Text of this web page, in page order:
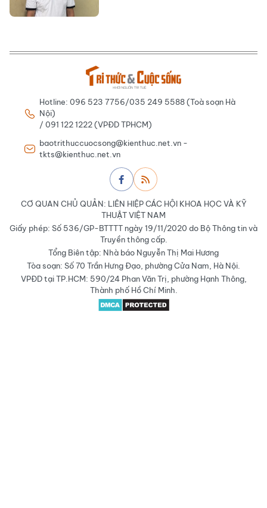
Hotline: 096 523 7756/035 249 5588 (Toà soạn Hà
Nội)
/ 091 122 1222 (VPĐD TPHCM)
baotrithuccuocsong@kienthuc.net.vn -
tkts@kienthuc.net.vn
CƠ QUAN CHỦ QUẢN: LIÊN HIỆP CÁC HỘI KHOA HỌC VÀ KỸ
THUẬT VIỆT NAM
Giấy phép: Số 536/GP-BTTTT ngày 19/11/2020 do Bộ Thông tin và
Truyền thông cấp.
Tổng Biên tập: Nhà báo Nguyễn Thị Mai Hương
Tòa soạn: Số 70 Trần Hưng Đạo, phường Cửa Nam, Hà Nội.
VPĐD tại TP.HCM: 590/24 Phan Văn Trị, phường Hạnh Thông,
Thành phố Hồ Chí Minh.